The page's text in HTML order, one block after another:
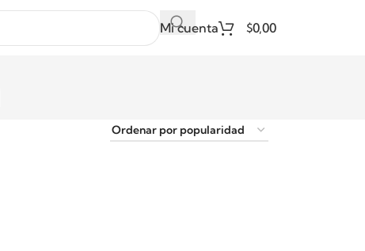
Mi cuenta $0,00